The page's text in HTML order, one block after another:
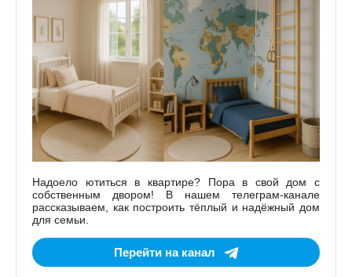
Надоело ютиться в квартире? Пора в свой дом с
собственным двором! В нашем телеграм-канале
рассказываем, как построить тёплый и надёжный дом
для семьи.
Перейти на канал